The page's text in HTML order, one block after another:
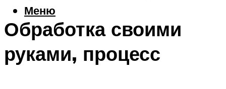
Меню
Обработка своими
руками, процесс